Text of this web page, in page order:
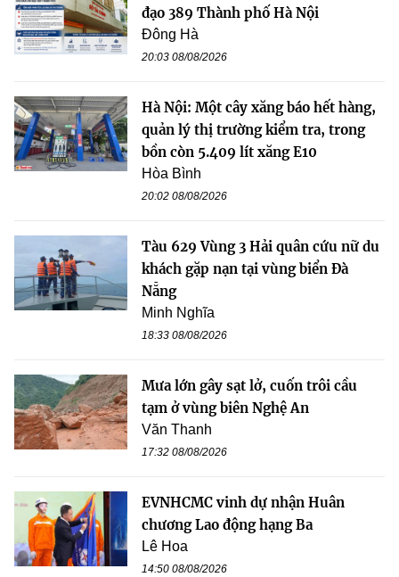
đạo 389 Thành phố Hà Nội
Đông Hà
20:03 08/08/2026
Hà Nội: Một cây xăng báo hết hàng,
quản lý thị trường kiểm tra, trong
bồn còn 5.409 lít xăng E10
Hòa Bình
20:02 08/08/2026
Tàu 629 Vùng 3 Hải quân cứu nữ du
khách gặp nạn tại vùng biển Đà
Nẵng
Minh Nghĩa
18:33 08/08/2026
Mưa lớn gây sạt lở, cuốn trôi cầu
tạm ở vùng biên Nghệ An
Văn Thanh
17:32 08/08/2026
EVNHCMC vinh dự nhận Huân
chương Lao động hạng Ba
Lê Hoa
14:50 08/08/2026